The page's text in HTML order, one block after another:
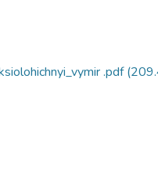
.pdf